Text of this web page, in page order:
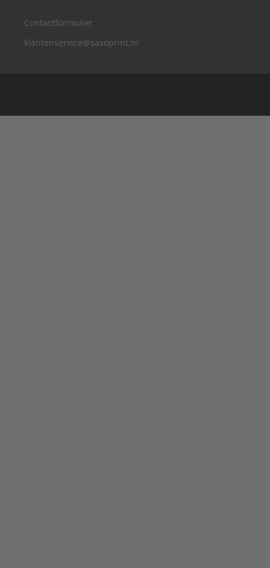
Contactformulier
klantenservice@saxoprint.nl